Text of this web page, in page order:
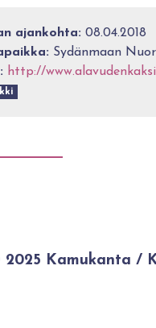
ajankohta: 08.04.2018
Sydänmaan
http://
Kamukanta /